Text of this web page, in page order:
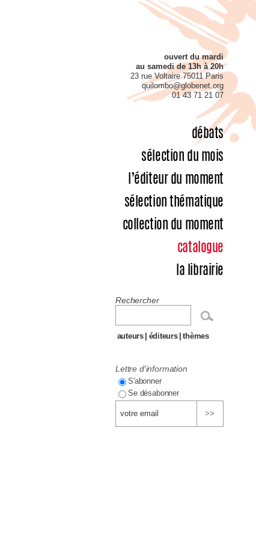
ouvert du mardi
au samedi de 13h à 20h
23 rue Voltaire 75011 Paris
quilombo@globenet.org
01 43 71 21 07
débats
sélection du mois
l’éditeur du moment
sélection thématique
collection du moment
catalogue
la librairie
Rechercher
auteurs éditeurs thèmes
Lettre d'information
S'abonner
Se désabonner